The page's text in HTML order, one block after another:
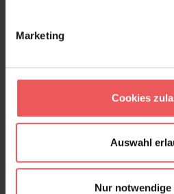
Marketing
Cookies
Auswahl
Nur notwendige